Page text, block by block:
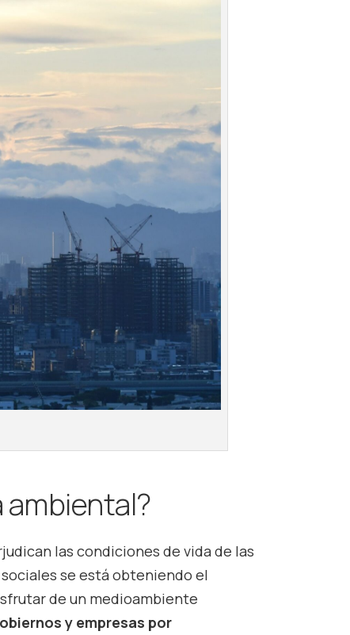
ambiental?
las condiciones de vida de las
se está obteniendo el
de un medioambiente
y empresas por